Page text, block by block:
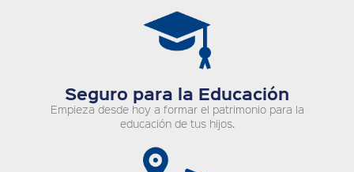
Seguro para la Educación
Empieza desde hoy a formar el patrimonio para la
educación de tus hijos.